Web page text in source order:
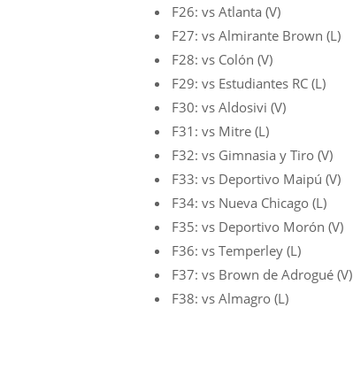
F26: vs Atlanta (V)
F27: vs Almirante Brown (L)
F28: vs Colón (V)
F29: vs Estudiantes RC (L)
F30: vs Aldosivi (V)
F31: vs Mitre (L)
F32: vs Gimnasia y Tiro (V)
F33: vs Deportivo Maipú (V)
F34: vs Nueva Chicago (L)
F35: vs Deportivo Morón (V)
F36: vs Temperley (L)
F37: vs Brown de Adrogué (V)
F38: vs Almagro (L)